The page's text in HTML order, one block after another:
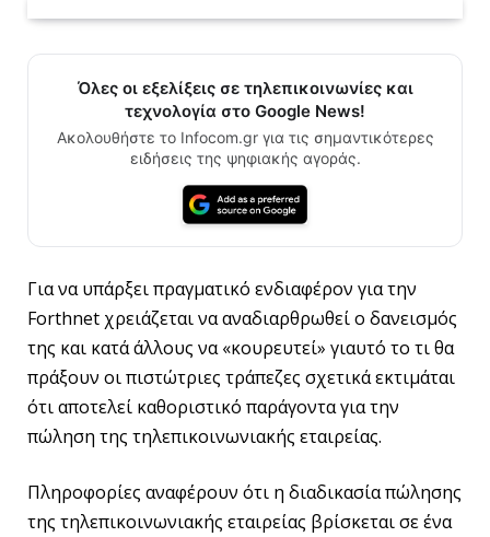
Όλες οι εξελίξεις σε τηλεπικοινωνίες και
τεχνολογία στο Google News!
Ακολουθήστε το Infocom.gr για τις σημαντικότερες
ειδήσεις της ψηφιακής αγοράς.
Για να υπάρξει πραγματικό ενδιαφέρον για την
Forthnet χρειάζεται να αναδιαρθρωθεί ο δανεισμός
της και κατά άλλους να «κουρευτεί» γιαυτό το τι θα
πράξουν οι πιστώτριες τράπεζες σχετικά εκτιμάται
ότι αποτελεί καθοριστικό παράγοντα για την
πώληση της τηλεπικοινωνιακής εταιρείας.
Πληροφορίες αναφέρουν ότι η διαδικασία πώλησης
της τηλεπικοινωνιακής εταιρείας βρίσκεται σε ένα